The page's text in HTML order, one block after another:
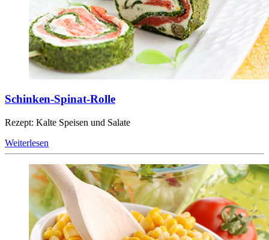
Schinken-Spinat-Rolle
Rezept: Kalte Speisen und Salate
Weiterlesen